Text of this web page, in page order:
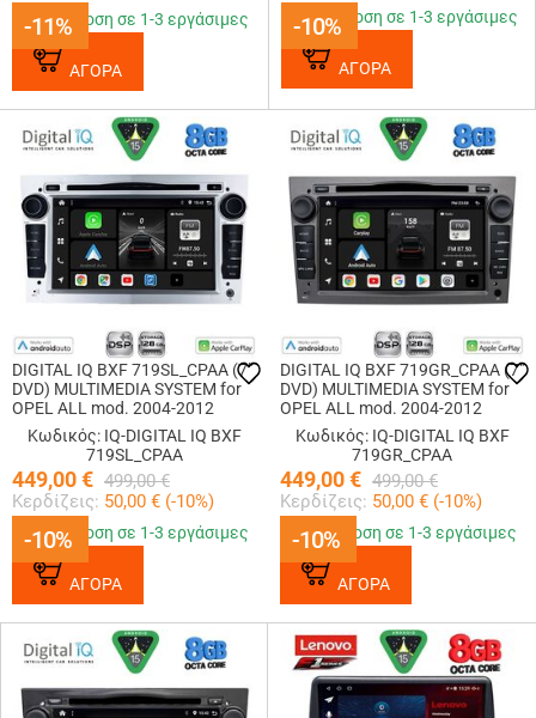
-11%
-11%
Παράδοση σε 1-3 εργάσιμες
ΑΓΟΡΑ
-10%
-10%
Παράδοση σε 1-3 εργάσιμες
ΑΓΟΡΑ
-10%
DIGITAL IQ BXF 719SL_CPAA (7"
DVD) MULTIMEDIA SYSTEM for
OPEL ALL mod. 2004-2012
(SILVER)
Κωδικός: IQ-DIGITAL IQ BXF
719SL_CPAA
449,00€ 499,00 €
Κερδίζεις: 50,00 € (-10%)
-10%
Παράδοση σε 1-3 εργάσιμες
ΑΓΟΡΑ
-10%
DIGITAL IQ BXF 719GR_CPAA (7"
DVD) MULTIMEDIA SYSTEM for
OPEL ALL mod. 2004-2012
(GREY)
Κωδικός: IQ-DIGITAL IQ BXF
719GR_CPAA
449,00€ 499,00 €
Κερδίζεις: 50,00 € (-10%)
-10%
Παράδοση σε 1-3 εργάσιμες
ΑΓΟΡΑ